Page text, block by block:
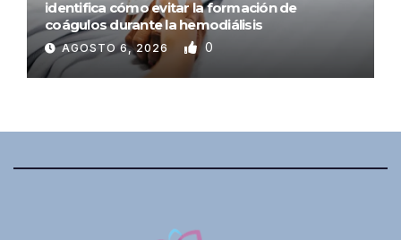
identifica cómo evitar la formación de
coágulos durante la hemodiálisis
AGOSTO 6, 2026 0